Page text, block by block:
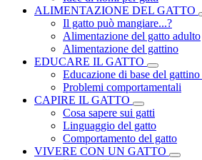
ALIMENTAZIONE DEL GATTO
Il gatto può mangiare...?
Alimentazione del gatto adulto
Alimentazione del gattino
EDUCARE IL GATTO
Educazione di base del
Problemi comportamentali
CAPIRE IL GATTO
Cosa sapere sui gatti
Linguaggio del gatto
Comportamento del gatto
VIVERE CON UN GATTO